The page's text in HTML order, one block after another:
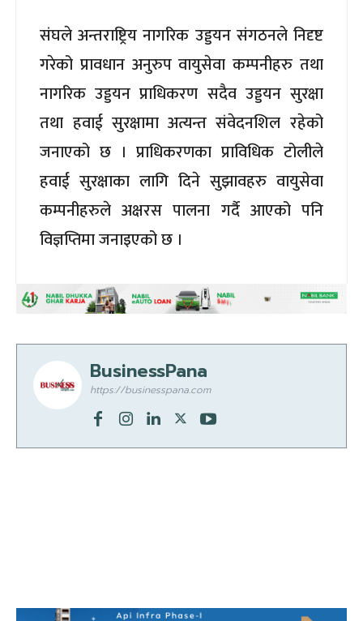
संघले अन्तराष्ट्रिय नागरिक उड्डयन संगठनले निदृष्ट
गरेको प्रावधान अनुरुप वायुसेवा कम्पनीहरु तथा
नागरिक उड्डयन प्राधिकरण सदैव उड्डयन सुरक्षा
तथा हवाई सुरक्षामा अत्यन्त संवेदनशिल रहेको
जनाएको छ । प्राधिकरणका प्राविधिक टोलीले
हवाई सुरक्षाका लागि दिने सुझावहरु वायुसेवा
कम्पनीहरुले अक्षरस पालना गर्दै आएको पनि
विज्ञप्तिमा जनाइएको छ ।
BusinessPana
https://businesspana.com